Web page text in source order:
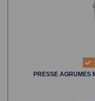
PRESSE AGRUMES